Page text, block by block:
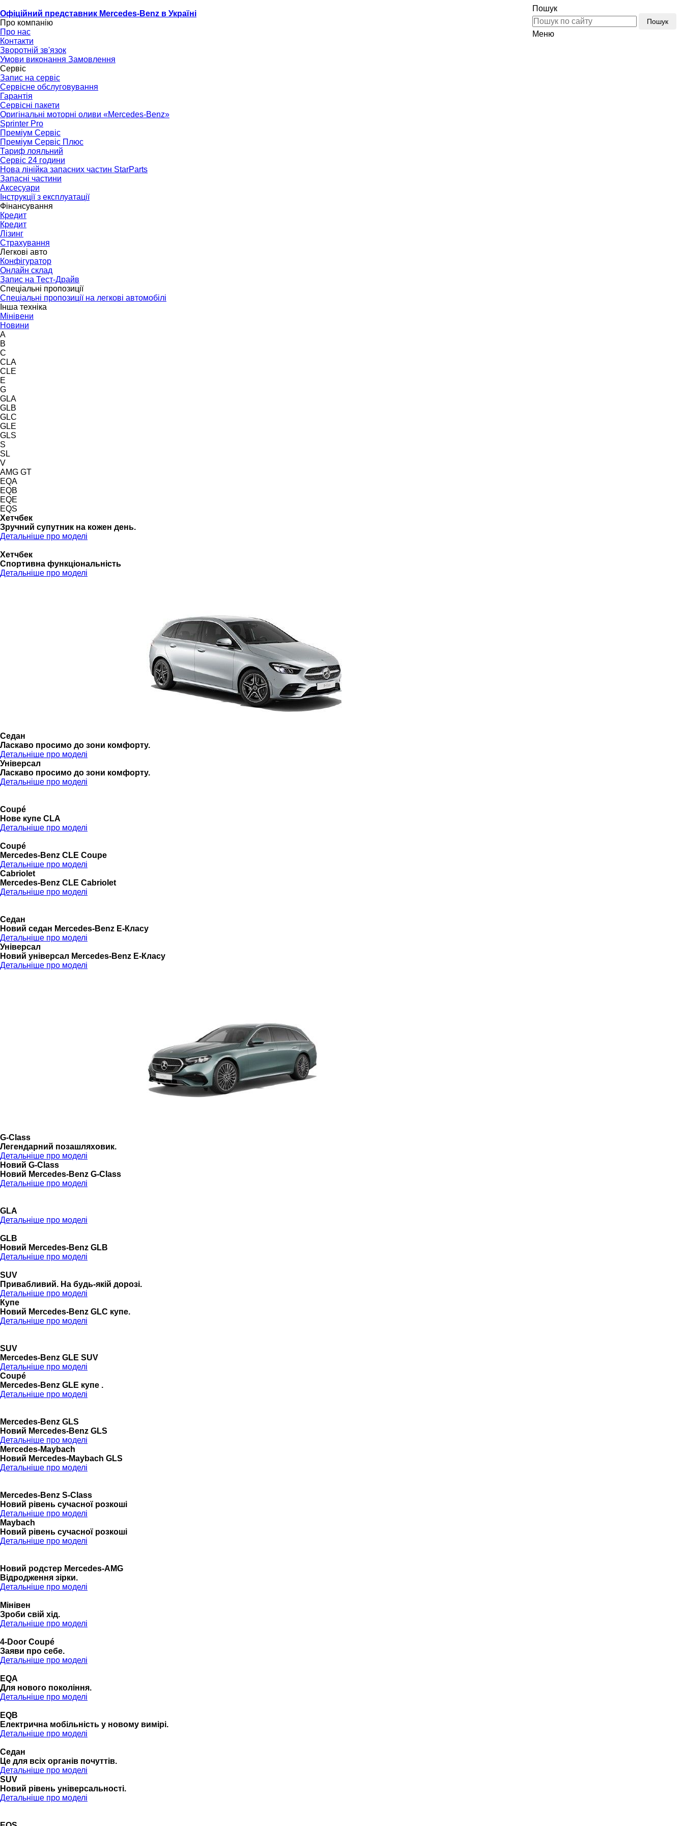
Офіційний представник Mercedes-Benz в Україні
Пошук
Пошук
Меню
Про компанію
Про нас
Контакти
Зворотній зв'язок
Умови виконання Замовлення
Сервіс
Запис на сервіс
Сервісне обслуговування
Гарантія
Сервісні пакети
Оригінальні моторні оливи «Mercedes-Benz»
Sprinter Pro
Преміум Сервіс
Преміум Сервіс Плюс
Тариф лояльний
Сервіс 24 години
Нова лінійка запасних частин StarParts
Запасні частини
Аксесуари
Інструкції з експлуатації
Фінансування
Кредит
Кредит
Лізинг
Страхування
Легкові авто
Конфігуратор
Онлайн склад
Запис на Тест-Драйв
Спеціальні пропозиції
Спеціальні пропозиції на легкові автомобілі
Інша техніка
Мінівени
Новини
A
B
C
CLA
CLE
E
G
GLA
GLB
GLC
GLE
GLS
S
SL
V
AMG GT
EQA
EQB
EQE
EQS
Хетчбек
Зручний супутник на кожен день.
Детальніше про моделі
Хетчбек
Спортивна функціональність
Детальніше про моделі
Седан
Ласкаво просимо до зони комфорту.
Детальніше про моделі
Універсал
Ласкаво просимо до зони комфорту.
Детальніше про моделі
Coupé
Нове купе CLA
Детальніше про моделі
Coupé
Mercedes-Benz CLE Coupe
Детальніше про моделі
Cabriolet
Mercedes-Benz CLE Cabriolet
Детальніше про моделі
Седан
Новий седан Mercedes-Benz Е-Класу
Детальніше про моделі
Універсал
Новий універсал Mercedes-Benz E-Класу
Детальніше про моделі
G-Class
Легендарний позашляховик.
Детальніше про моделі
Новий G-Class
Новий Mercedes-Benz G-Class
Детальніше про моделі
GLA
Детальніше про моделі
GLB
Новий Mercedes-Benz GLB
Детальніше про моделі
SUV
Привабливий. На будь-якій дорозі.
Детальніше про моделі
Купе
Новий Mercedes-Benz GLС купе.
Детальніше про моделі
SUV
Mercedes-Benz GLE SUV
Детальніше про моделі
Coupé
Mercedes-Benz GLE купе .
Детальніше про моделі
Mercedes-Benz GLS
Новий Mercedes-Benz GLS
Детальніше про моделі
Mercedes-Maybach
Новий Mercedes-Maybach GLS
Детальніше про моделі
Mercedes-Benz S-Class
Новий рівень сучасної розкоші
Детальніше про моделі
Maybach
Новий рівень сучасної розкоші
Детальніше про моделі
Новий родстер Mercedes-AMG
Відродження зірки.
Детальніше про моделі
Мінівен
Зроби свій хід.
Детальніше про моделі
4-Door Coupé
Заяви про себе.
Детальніше про моделі
EQA
Для нового покоління.
Детальніше про моделі
EQB
Електрична мобільність у новому вимірі.
Детальніше про моделі
Седан
Це для всіх органів почуттів.
Детальніше про моделі
SUV
Новий рівень універсальності.
Детальніше про моделі